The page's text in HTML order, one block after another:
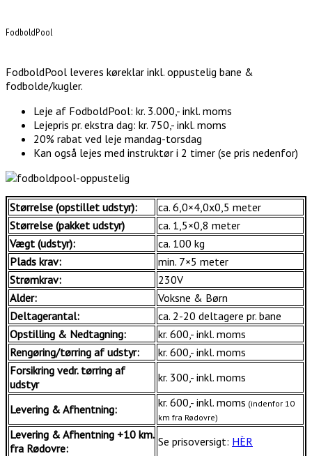
FodboldPool
FodboldPool leveres køreklar inkl. oppustelig bane &
fodbolde/kugler.
Leje af FodboldPool: kr. 3.000,- inkl. moms
Lejepris pr. ekstra dag: kr. 750,- inkl. moms
20% rabat ved leje mandag-torsdag
Kan også lejes med instruktør i 2 timer (se pris nedenfor)
Størrelse (opstillet udstyr):
ca. 6,0×4,0x0,5 meter
Størrelse (pakket udstyr)
ca. 1,5×0,8 meter
Vægt (udstyr):
ca. 100 kg
Plads krav:
min. 7×5 meter
Strømkrav:
230V
Alder:
Voksne & Børn
Deltagerantal:
ca. 2-20 deltagere pr. bane
Opstilling & Nedtagning:
kr. 600,- inkl. moms
Rengøring/tørring af udstyr:
kr. 600,- inkl. moms
Forsikring vedr. tørring af
udstyr
kr. 300,- inkl. moms
Levering & Afhentning: kr. 600,- inkl. moms (indenfor 10
km fra Rødovre)
Levering & Afhentning +10 km.
fra Rødovre:
Se prisoversigt: HÈR